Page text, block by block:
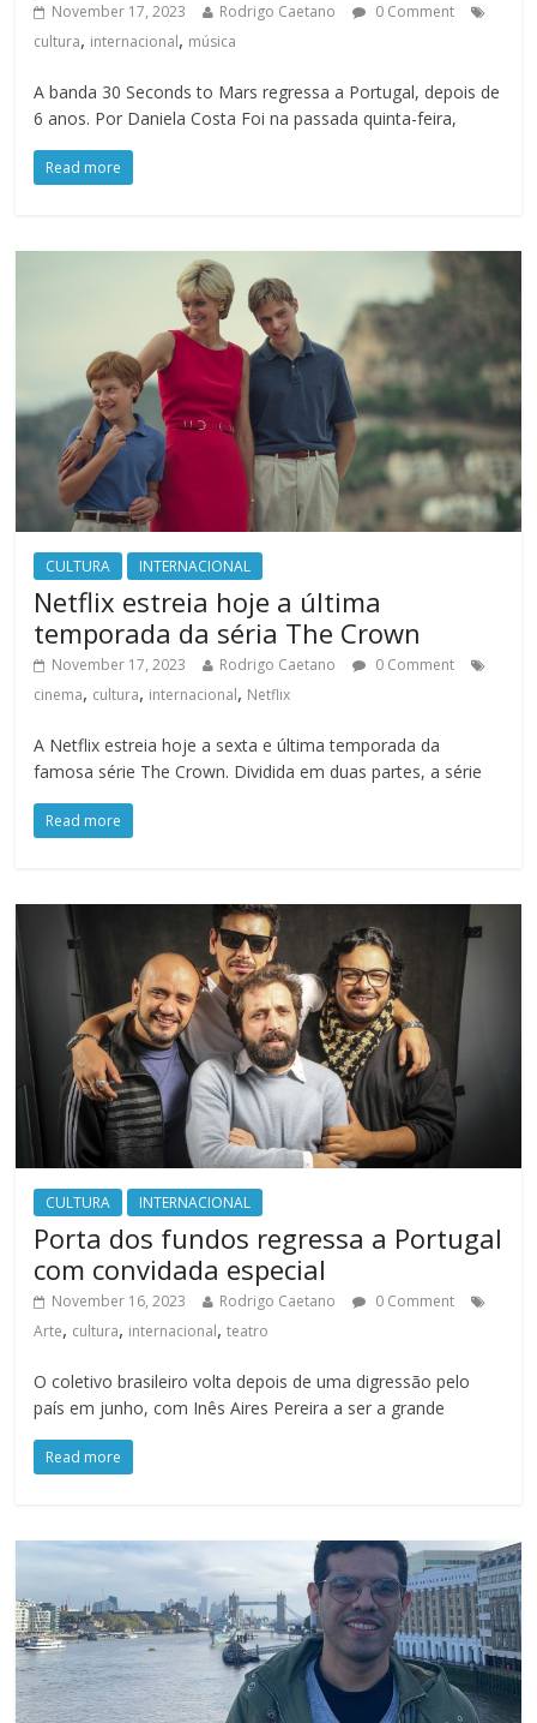
November 17, 2023 Rodrigo Caetano
0 Comment
cultura, internacional, música
A banda 30 Seconds to Mars regressa a Portugal, depois de
6 anos. Por Daniela Costa Foi na passada quinta-feira,
Read more
CULTURA INTERNACIONAL
Netflix estreia hoje a última
temporada da séria The Crown
November 17, 2023 Rodrigo Caetano
0 Comment
cinema, cultura, internacional, Netflix
A Netflix estreia hoje a sexta e última temporada da
famosa série The Crown. Dividida em duas partes, a série
Read more
CULTURA INTERNACIONAL
Porta dos fundos regressa a Portugal
com convidada especial
November 16, 2023 Rodrigo Caetano
0 Comment
Arte, cultura, internacional,teatro
O coletivo brasileiro volta depois de uma digressão pelo
país em junho, com Inês Aires Pereira a ser a grande
Read more